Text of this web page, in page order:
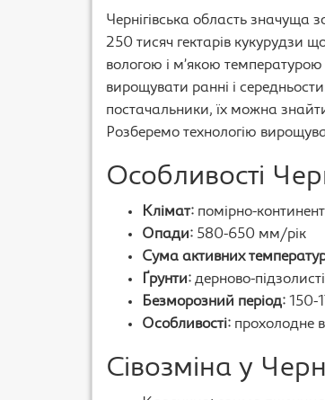
Чернігівська область значуща
250 тисяч гектарів кукурудзи
вологою і м’якою
вирощувати ранні і
постачальники, їх можна
Розберемо технологію
Особливості
Клімат: помірно-
Опади: 580-650 мм/рік
Сума активних
Ґрунти: дерново-
Безморозний період: 150-
Особливості: прохолодне
Сівозміна у